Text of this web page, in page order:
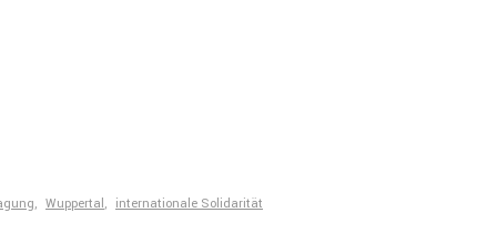
, Wuppertal, internationale Solidarität